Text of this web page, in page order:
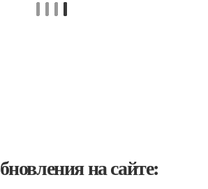
на сайте: